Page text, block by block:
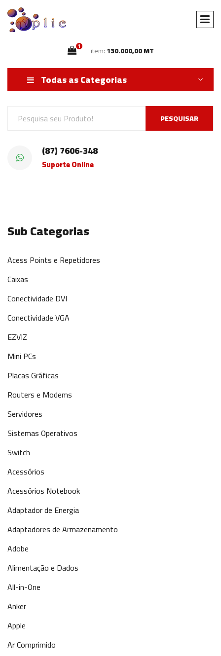
1 item:130.000,00 MT
Todas as Categorias
PESQUISAR
(87) 7606-348
Suporte Online
Sub Categorias
Acess Points e Repetidores
Caixas
Conectividade DVI
Conectividade VGA
EZVIZ
Mini PCs
Placas Gráficas
Routers e Modems
Servidores
Sistemas Operativos
Switch
Acessórios
Acessórios Notebook
Adaptador de Energia
Adaptadores de Armazenamento
Adobe
Alimentação e Dados
All-in-One
Anker
Apple
Ar Comprimido